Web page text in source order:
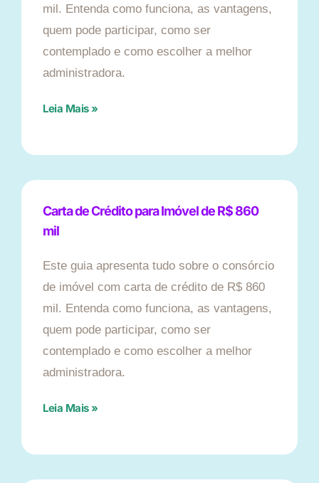
mil. Entenda como funciona, as vantagens,
quem pode participar, como ser
contemplado e como escolher a melhor
administradora.
Leia Mais »
Carta de Crédito para Imóvel de R$ 860
mil
Este guia apresenta tudo sobre o consórcio
de imóvel com carta de crédito de R$ 860
mil. Entenda como funciona, as vantagens,
quem pode participar, como ser
contemplado e como escolher a melhor
administradora.
Leia Mais »